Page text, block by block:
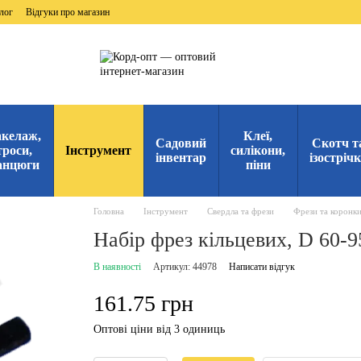
Відгуки про магазин
Інструмент
Садовий
інвентар
Клеї,
силікони,
піни
Скотч
Головна Інструмент Свердла та фрези Фрези та
Набір фрез кільцевих, D
В наявності Артикул: 44978 Написати відгук
161.75 грн
Оптові ціни від 3 одиниць